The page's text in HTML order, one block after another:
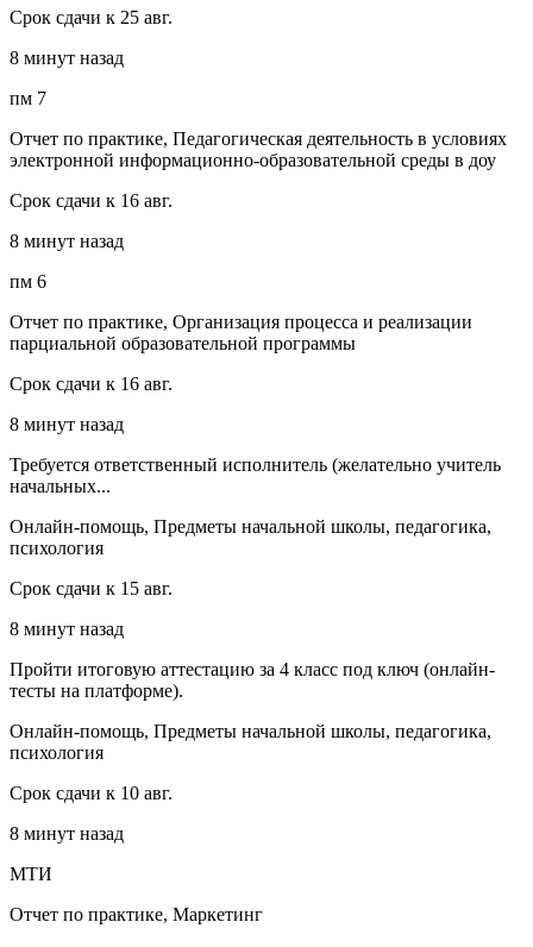
Срок сдачи к 25 авг.
8 минут назад
пм 7
Отчет по практике, Педагогическая деятельность в условиях
электронной информационно-образовательной среды в доу
Срок сдачи к 16 авг.
8 минут назад
пм 6
Отчет по практике, Организация процесса и реализации
парциальной образовательной программы
Срок сдачи к 16 авг.
8 минут назад
Требуется ответственный исполнитель (желательно учитель
начальных...
Онлайн-помощь, Предметы начальной школы, педагогика,
психология
Срок сдачи к 15 авг.
8 минут назад
Пройти итоговую аттестацию за 4 класс под ключ (онлайн-
тесты на платформе).
Онлайн-помощь, Предметы начальной школы, педагогика,
психология
Срок сдачи к 10 авг.
8 минут назад
МТИ
Отчет по практике, Маркетинг